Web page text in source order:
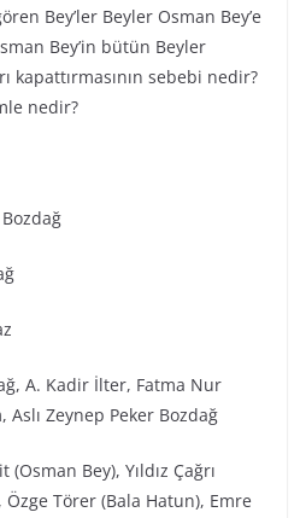
Bey’ler Beyler Osman Bey’e
Bey’in bütün Beyler
kapattırmasının sebebi nedir?
nedir?
A. Kadir İlter, Fatma Nur
Aslı Zeynep Peker Bozdağ
Bey), Yıldız Çağrı
Törer (Bala Hatun), Emre